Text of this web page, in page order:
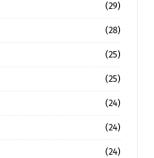
(29)
(28)
(25)
(25)
(24)
(24)
(24)